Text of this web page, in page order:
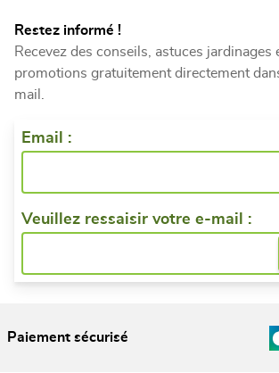
Restez informé !
Recevez des conseils, astuces jardinages
promotions gratuitement directement
mail.
Email :
Veuillez ressaisir votre e-mail :
Paiement sécurisé